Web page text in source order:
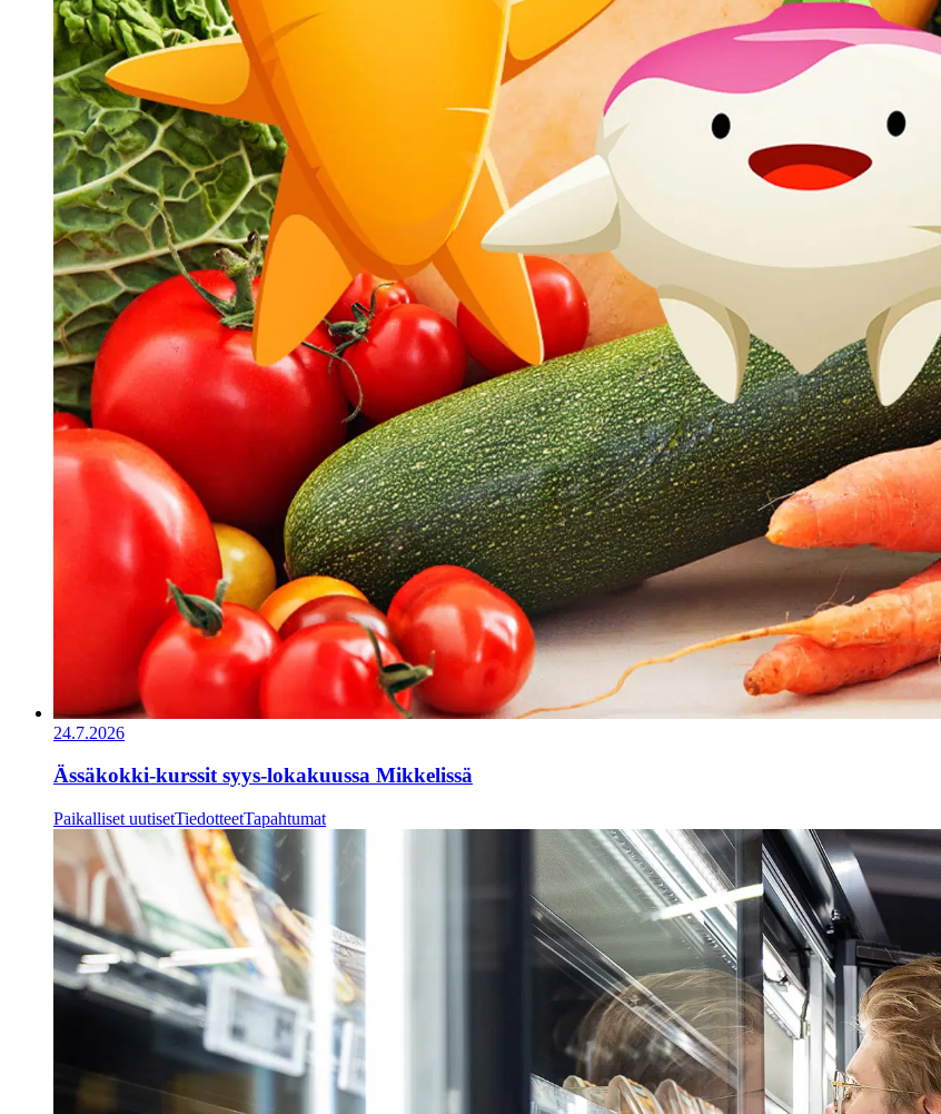
24.7.2026
Ässäkokki-kurssit syys-lokakuussa Mikkelissä
Paikalliset uutisetTiedotteetTapahtumat